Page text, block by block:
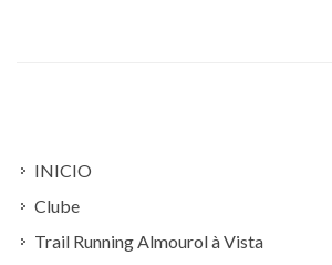
INICIO
Clube
Trail Running Almourol à Vista